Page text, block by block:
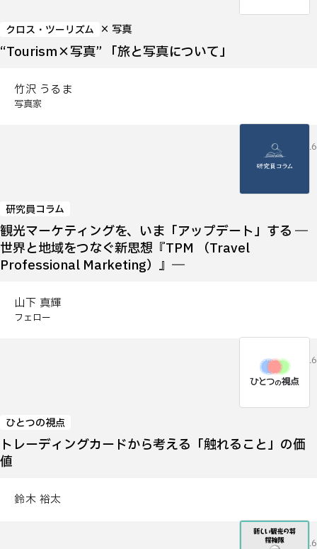
クロス・ツーリズム × 写真
“Tourism×写真” 「旅と写真について」
竹沢 うるま
写真家
2026.07.16
研究員コラム
観光マーケティングを、いま「アップデート」する ―
世界と地域をつなぐ新思想『TPM （Travel
Professional Marketing）』―
山下 真輝
フェロー
2026.07.16
ひとつの視点
トレーディングカードから考える「触れること」の価
値
鈴木 裕太
2026.07.16